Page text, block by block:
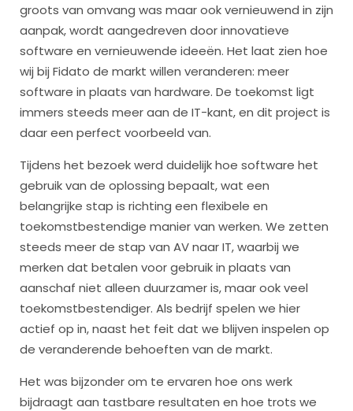
groots van omvang was maar ook vernieuwend in zijn
aanpak, wordt aangedreven door innovatieve
software en vernieuwende ideeën. Het laat zien hoe
wij bij Fidato de markt willen veranderen: meer
software in plaats van hardware. De toekomst ligt
immers steeds meer aan de IT-kant, en dit project is
daar een perfect voorbeeld van.
Tijdens het bezoek werd duidelijk hoe software het
gebruik van de oplossing bepaalt, wat een
belangrijke stap is richting een flexibele en
toekomstbestendige manier van werken. We zetten
steeds meer de stap van AV naar IT, waarbij we
merken dat betalen voor gebruik in plaats van
aanschaf niet alleen duurzamer is, maar ook veel
toekomstbestendiger. Als bedrijf spelen we hier
actief op in, naast het feit dat we blijven inspelen op
de veranderende behoeften van de markt.
Het was bijzonder om te ervaren hoe ons werk
bijdraagt aan tastbare resultaten en hoe trots we